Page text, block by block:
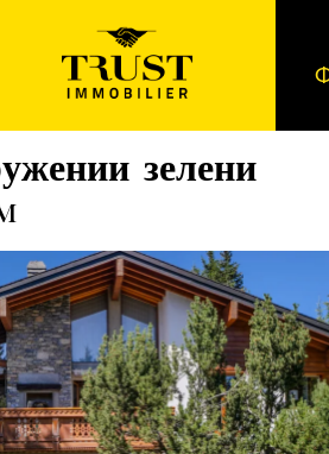
зелени